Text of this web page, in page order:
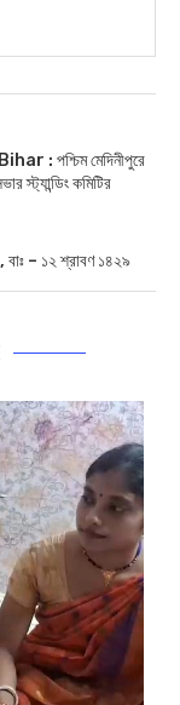
পশ্চিম মেদিনীপুরে
স্ট্যান্ডিং কমিটির
– ১২ শ্রাবণ ১৪২৯